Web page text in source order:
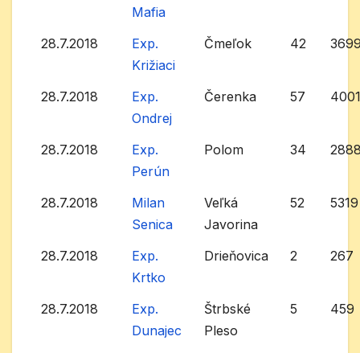
Mafia
28.7.2018
Exp.
Križiaci
Čmeľok 42
28.7.2018
Exp.
Ondrej
Čerenka 57
28.7.2018
Exp.
Perún
Polom 34
28.7.2018
Milan
Senica
Veľká
Javorina
52 5319
28.7.2018
Exp.
Krtko
Drieňovica 2 267
28.7.2018
Exp.
Dunajec
Štrbské
Pleso
5 459